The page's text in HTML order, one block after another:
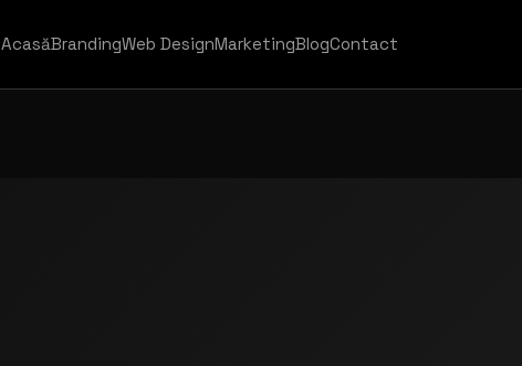
AcasăBrandingWeb DesignMarketingBlogContact